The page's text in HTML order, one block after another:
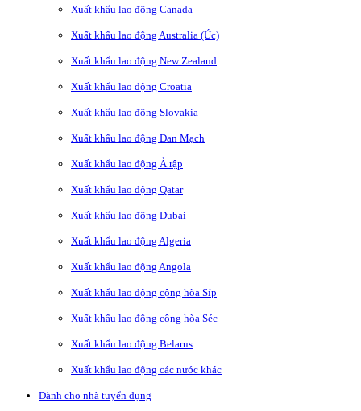
Xuất khẩu lao động Canada
Xuất khẩu lao động Australia (Úc)
Xuất khẩu lao động New Zealand
Xuất khẩu lao động Croatia
Xuất khẩu lao động Slovakia
Xuất khẩu lao động Đan Mạch
Xuất khẩu lao động Ả rập
Xuất khẩu lao động Qatar
Xuất khẩu lao động Dubai
Xuất khẩu lao động Algeria
Xuất khẩu lao động Angola
Xuất khẩu lao động cộng hòa Síp
Xuất khẩu lao động cộng hòa Séc
Xuất khẩu lao động Belarus
Xuất khẩu lao động các nước khác
Dành cho nhà tuyển dụng